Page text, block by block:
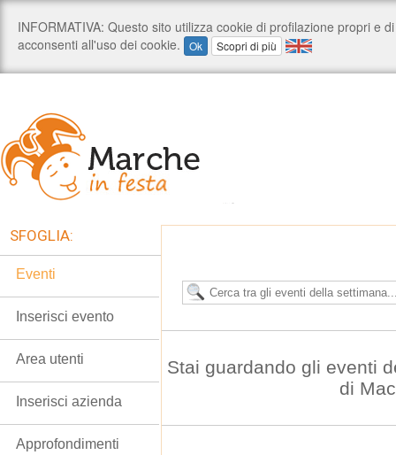
Stai guardando gli eventi
di
SFOGLIA:
Eventi
Inserisci evento
Area utenti
Inserisci azienda
Approfondimenti